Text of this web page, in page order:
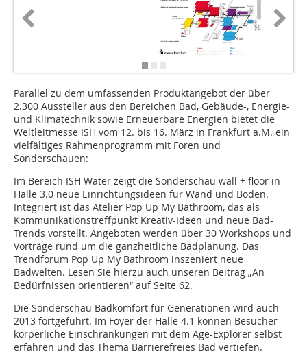
Parallel zu dem umfassenden Produktangebot der über
2.300 Aussteller aus den Bereichen Bad, Gebäude-, Energie-
und Klimatechnik sowie Erneuerbare Energien bietet die
Weltleitmesse ISH vom 12. bis 16. März in Frankfurt a.M. ein
vielfältiges Rahmenprogramm mit Foren und
Sonderschauen:
Im Bereich ISH Water zeigt die Sonderschau wall + floor in
Halle 3.0 neue Einrichtungsideen für Wand und Boden.
Integriert ist das Atelier Pop Up My Bathroom, das als
Kommunikationstreffpunkt Kreativ-Ideen und neue Bad-
Trends vorstellt. Angeboten werden über 30 Workshops und
Vorträge rund um die ganzheitliche Badplanung. Das
Trendforum Pop Up My Bathroom inszeniert neue
Badwelten. Lesen Sie hierzu auch unseren Beitrag „An
Bedürfnissen orientieren“ auf Seite 62.
Die Sonderschau Badkomfort für Generationen wird auch
2013 fortgeführt. Im Foyer der Halle 4.1 können Besucher
körperliche Einschränkungen mit dem Age-Explorer selbst
erfahren und das Thema Barrierefreies Bad vertiefen.